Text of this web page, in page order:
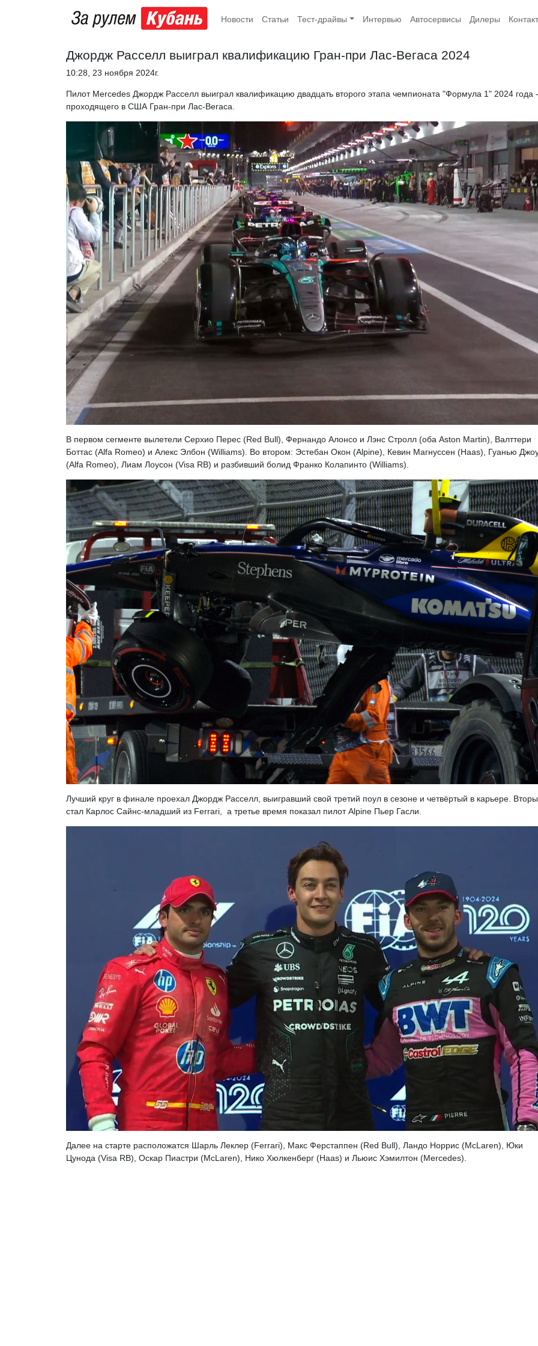
Новости Статьи Тест-драйвы Интервью Автосервисы Дилеры
Джордж Расселл выиграл квалификацию Гран-при Лас-Вегаса 2024
10:28, 23 ноября 2024г.
Пилот Mercedes Джордж Расселл выиграл квалификацию двадцать второго этапа чемпионата "Формула 1" 2024 года -
проходящего в США Гран-при Лас-Вегаса.
В первом сегменте вылетели Серхио Перес (Red Bull), Фернандо Алонсо и Лэнс Стролл (оба Aston Martin), Валттери
Боттас (Alfa Romeo) и Алекс Элбон (Williams). Во втором: Эстебан Окон (Alpine), Кевин Магнуссен (Haas), Гуанью
(Alfa Romeo), Лиам Лоусон (Visa RB) и разбивший болид Франко Колапинто (Williams).
Лучший круг в финале проехал Джордж Расселл, выигравший свой третий поул в сезоне и четвёртый в карьере.
стал Карлос Сайнс-младший из Ferrari, а третье время показал пилот Alpine Пьер Гасли.
Далее на старте расположатся Шарль Леклер (Ferrari), Макс Ферстаппен (Red Bull), Ландо Норрис (McLaren), Юки
Цунода (Visa RB), Оскар Пиастри (McLaren), Нико Хюлкенберг (Haas) и Льюис Хэмилтон (Mercedes).